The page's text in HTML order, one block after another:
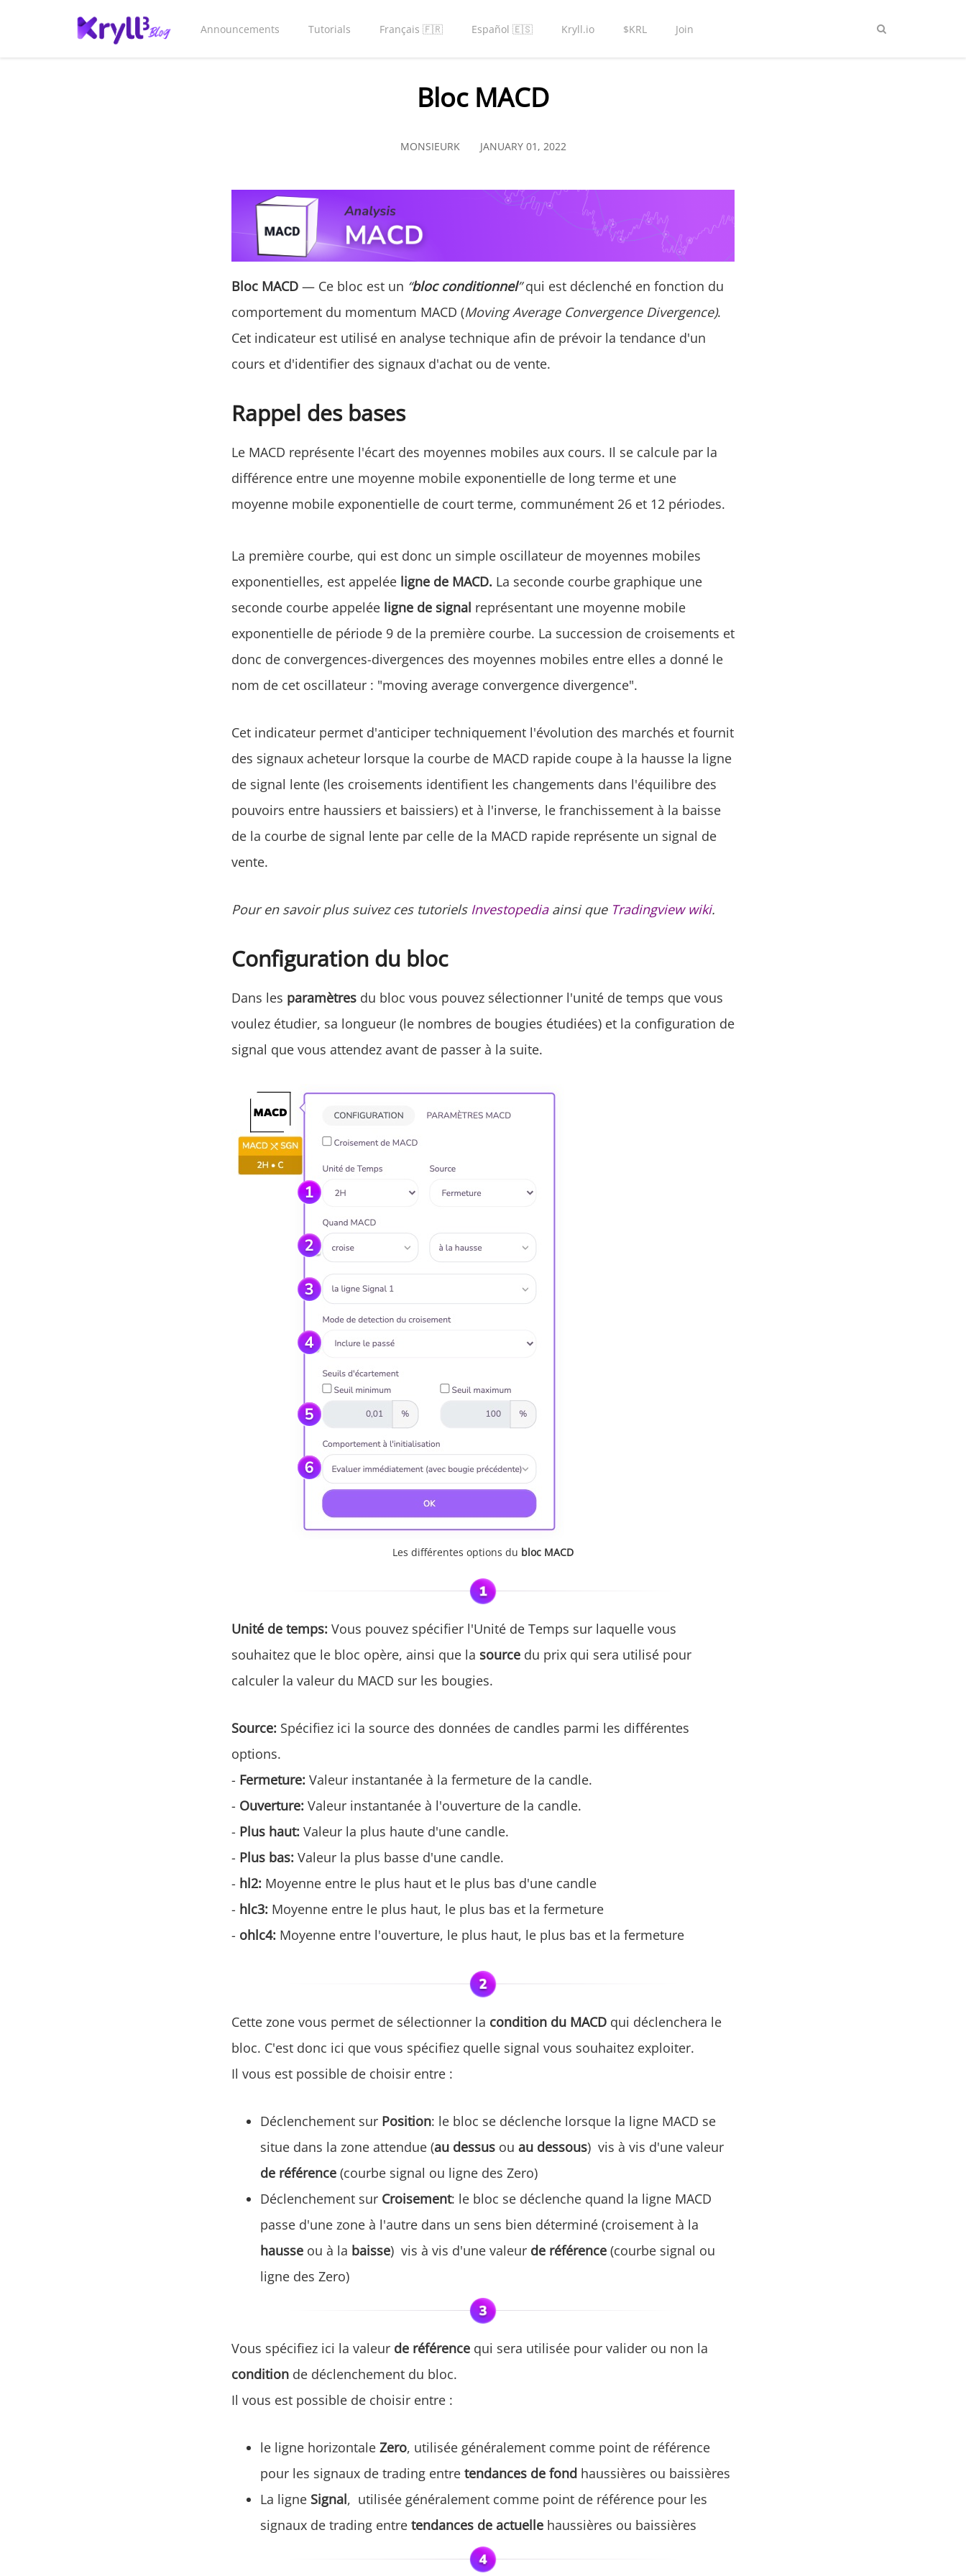
Announcements Tutorials Français 🇫🇷 Español 🇪🇸 Kryll.io $KRL Join
Bloc MACD
MONSIEURK JANUARY 01, 2022
Bloc MACD — Ce bloc est un “bloc conditionnel”qui est déclenché en fonction du
comportement du momentum MACD (Moving Average Convergence Divergence).
Cet indicateur est utilisé en analyse technique afin de prévoir la tendance d'un
cours et d'identifier des signaux d'achat ou de vente.
Rappel des bases
Le MACD représente l'écart des moyennes mobiles aux cours. Il se calcule par la
différence entre une moyenne mobile exponentielle de long terme et une
moyenne mobile exponentielle de court terme, communément 26 et 12 périodes.
La première courbe, qui est donc un simple oscillateur de moyennes mobiles
exponentielles, est appelée ligne de MACD. La seconde courbe graphique une
seconde courbe appelée ligne de signal représentant une moyenne mobile
exponentielle de période 9 de la première courbe. La succession de croisements et
donc de convergences-divergences des moyennes mobiles entre elles a donné le
nom de cet oscillateur : "moving average convergence divergence".
Cet indicateur permet d'anticiper techniquement l'évolution des marchés et fournit
des signaux acheteur lorsque la courbe de MACD rapide coupe à la hausse la ligne
de signal lente (les croisements identifient les changements dans l'équilibre des
pouvoirs entre haussiers et baissiers) et à l'inverse, le franchissement à la baisse
de la courbe de signal lente par celle de la MACD rapide représente un signal de
vente.
Pour en savoir plus suivez ces tutoriels Investopediaainsi que Tradingview wiki.
Configuration du bloc
Dans les paramètres du bloc vous pouvez sélectionner l'unité de temps que vous
voulez étudier, sa longueur (le nombres de bougies étudiées) et la configuration de
signal que vous attendez avant de passer à la suite.
Les différentes options du bloc MACD
Unité de temps: Vous pouvez spécifier l'Unité de Temps sur laquelle vous
souhaitez que le bloc opère, ainsi que la source du prix qui sera utilisé pour
calculer la valeur du MACD sur les bougies.
Source: Spécifiez ici la source des données de candles parmi les différentes
options.
- Fermeture: Valeur instantanée à la fermeture de la candle.
- Ouverture: Valeur instantanée à l'ouverture de la candle.
- Plus haut: Valeur la plus haute d'une candle.
- Plus bas: Valeur la plus basse d'une candle.
- hl2: Moyenne entre le plus haut et le plus bas d'une candle
- hlc3: Moyenne entre le plus haut, le plus bas et la fermeture
- ohlc4: Moyenne entre l'ouverture, le plus haut, le plus bas et la fermeture
Cette zone vous permet de sélectionner la condition du MACD qui déclenchera le
bloc. C'est donc ici que vous spécifiez quelle signal vous souhaitez exploiter.
Il vous est possible de choisir entre :
Déclenchement sur Position: le bloc se déclenche lorsque la ligne MACD se
situe dans la zone attendue (au dessus ou au dessous) vis à vis d'une valeur
de référence (courbe signal ou ligne des Zero)
Déclenchement sur Croisement: le bloc se déclenche quand la ligne MACD
passe d'une zone à l'autre dans un sens bien déterminé (croisement à la
hausse ou à la baisse) vis à vis d'une valeur de référence (courbe signal ou
ligne des Zero)
Vous spécifiez ici la valeur de référence qui sera utilisée pour valider ou non la
condition de déclenchement du bloc.
Il vous est possible de choisir entre :
le ligne horizontale Zero, utilisée généralement comme point de référence
pour les signaux de trading entre tendances de fond haussières ou baissières
La ligne Signal, utilisée généralement comme point de référence pour les
signaux de trading entre tendances de actuelle haussières ou baissières